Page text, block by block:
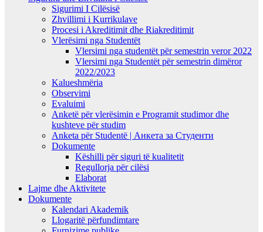
Sigurimi I Cilësisë
Zhvillimi i Kurrikulave
Procesi i Akreditimit dhe Riakreditimit
Vlerësimi nga Studentët
Vlersimi nga studentët për semestrin veror 2022
Vlersimi nga Studentët për semestrin dimëror
2022/2023
Kalueshmëria
Observimi
Evaluimi
Anketë për vlerësimin e Programit studimor dhe
kushteve për studim
Anketa për Studentë | Анкета за Студенти
Dokumente
Këshilli për siguri të kualitetit
Regullorja për cilësi
Elaborat
Lajme dhe Aktivitete
Dokumente
Kalendari Akademik
Llogaritë përfundimtare